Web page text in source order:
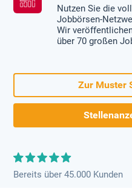
Nutzen Sie die
Jobbörsen-
Wir
über 70 großen
Zur Muster
Bereits über 45.000 Kunden